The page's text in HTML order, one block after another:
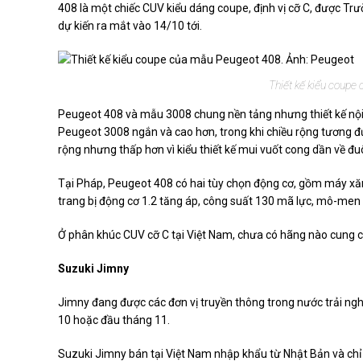
408 là một chiếc CUV kiểu dáng coupe, định vị cỡ C, được
dự kiến ra mắt vào 14/10 tới.
Thiết kế kiểu coupe
Peugeot 408 và mẫu 3008 chung nền tảng nhưng thiết kế
Peugeot 3008 ngắn và cao hơn, trong khi chiều rộng tương
rộng nhưng thấp hơn vì kiểu thiết kế mui vuốt cong dần về
Tại Pháp, Peugeot 408 có hai tùy chọn động cơ, gồm máy
trang bị động cơ 1.2 tăng áp, công suất 130 mã lực, mô-men
Ở phân khúc CUV cỡ C tại Việt Nam, chưa có hãng nào
Suzuki Jimny
Jimny đang được các đơn vị truyền thông trong nước trải
10 hoặc đầu tháng 11.
Suzuki Jimny bán tại Việt Nam nhập khẩu từ Nhật Bản và